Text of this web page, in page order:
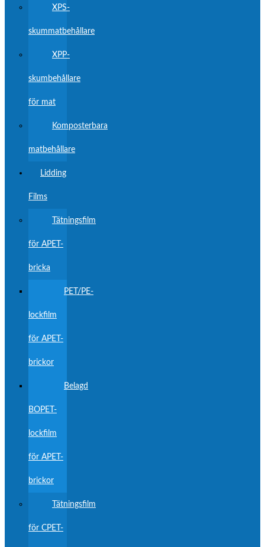
XPS-
skummatbehållare
XPP-
skumbehållare
för mat
Komposterbara
matbehållare
Lidding
Films
Tätningsfilm
för APET-
bricka
PET/PE-
lockfilm
för APET-
brickor
Belagd
BOPET-
lockfilm
för APET-
brickor
Tätningsfilm
för CPET-